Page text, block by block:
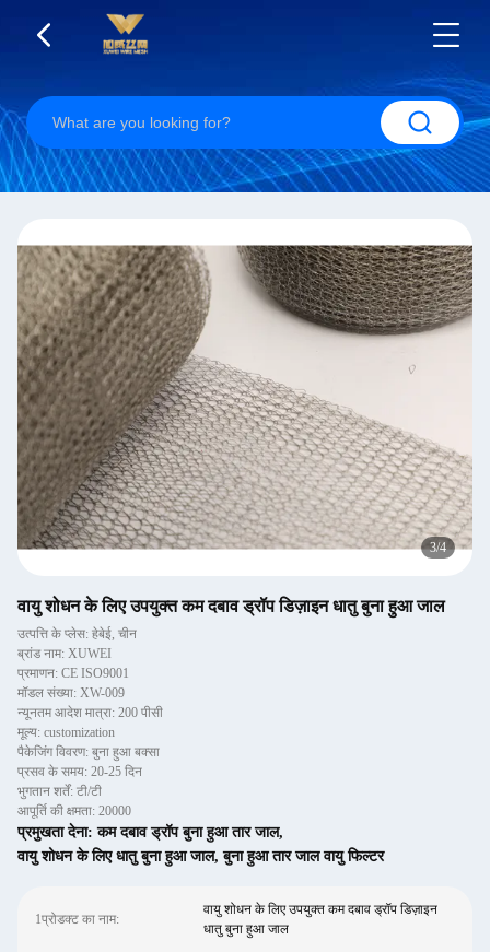
4/4
वायु शोधन के लिए उपयुक्त कम दबाव ड्रॉप डिज़ाइन धातु बुना हुआ जाल
उत्पत्ति के प्लेस: हेबेई, चीन
ब्रांड नाम: XUWEI
प्रमाणन: CE ISO9001
मॉडल संख्या: XW-009
न्यूनतम आदेश मात्रा: 200 पीसी
मूल्य: customization
पैकेजिंग विवरण: बुना हुआ बक्सा
प्रसव के समय: 20-25 दिन
भुगतान शर्तें: टी/टी
आपूर्ति की क्षमता: 20000
प्रमुखता देना:कम दबाव ड्रॉप बुना हुआ तार जाल,
वायु शोधन के लिए धातु बुना हुआ जाल,बुना हुआ तार जाल वायु फिल्टर
1प्रोडक्ट का नाम:
वायु शोधन के लिए उपयुक्त कम दबाव ड्रॉप डिज़ाइन
धातु बुना हुआ जाल